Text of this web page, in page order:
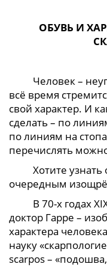
ОБУВЬ И
Человек –
всё время
свой характер. И
сделать – по
по линиям на
перечислять
Хотите узнать
очередным
В 70-х годах
доктор Гарре –
характера
науку
scarpos –